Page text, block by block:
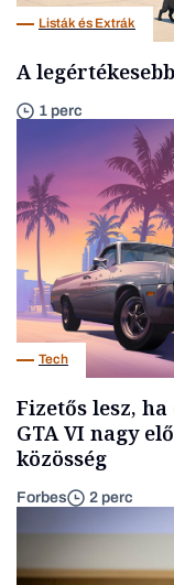
Listák és Extrák
A
1 perc
Tech
Fizetős lesz,
GTA VI nagy
közösség
Forbes 2 perc